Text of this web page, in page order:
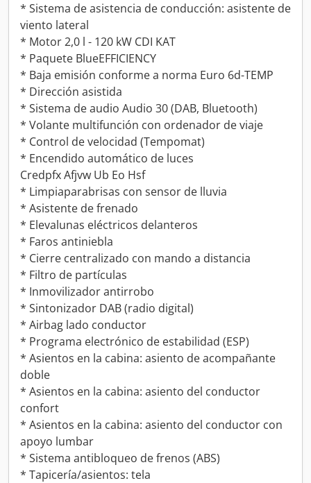
* Sistema de asistencia de conducción: asistente de
viento lateral
* Motor 2,0 l - 120 kW CDI KAT
* Paquete BlueEFFICIENCY
* Baja emisión conforme a norma Euro 6d-TEMP
* Dirección asistida
* Sistema de audio Audio 30 (DAB, Bluetooth)
* Volante multifunción con ordenador de viaje
* Control de velocidad (Tempomat)
* Encendido automático de luces
Credpfx Afjvw Ub Eo Hsf
* Limpiaparabrisas con sensor de lluvia
* Asistente de frenado
* Elevalunas eléctricos delanteros
* Faros antiniebla
* Cierre centralizado con mando a distancia
* Filtro de partículas
* Inmovilizador antirrobo
* Sintonizador DAB (radio digital)
* Airbag lado conductor
* Programa electrónico de estabilidad (ESP)
* Asientos en la cabina: asiento de acompañante
doble
* Asientos en la cabina: asiento del conductor
confort
* Asientos en la cabina: asiento del conductor con
apoyo lumbar
* Sistema antibloqueo de frenos (ABS)
* Tapicería/asientos: tela